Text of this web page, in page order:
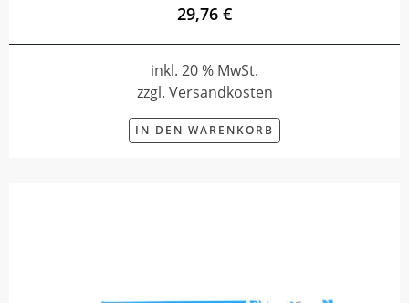
29,76 €
inkl. 20 % MwSt.
zzgl. Versandkosten
IN DEN WARENKORB